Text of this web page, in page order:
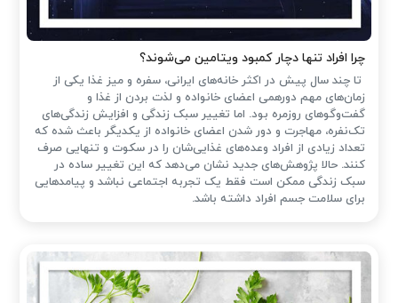
چرا افراد تنها دچار کمبود ویتامین می‌شوند؟
تا چند سال پیش در اکثر خانه‌های ایرانی، سفره و میز غذا یکی از
زمان‌های مهم دورهمی اعضای خانواده و لذت بردن از غذا و
گفت‌وگوهای روزمره بود. اما تغییر سبک زندگی و افزایش زندگی‌های
تک‌نفره، مهاجرت و دور شدن اعضای خانواده از یکدیگر باعث شده که
تعداد زیادی از افراد وعده‌های غذایی‌شان را در سکوت و تنهایی صرف
کنند. حالا پژوهش‌های جدید نشان می‌دهد که این تغییر ساده در
سبک زندگی ممکن است فقط یک تجربه اجتماعی نباشد و پیامدهایی
برای سلامت جسم افراد داشته باشد.